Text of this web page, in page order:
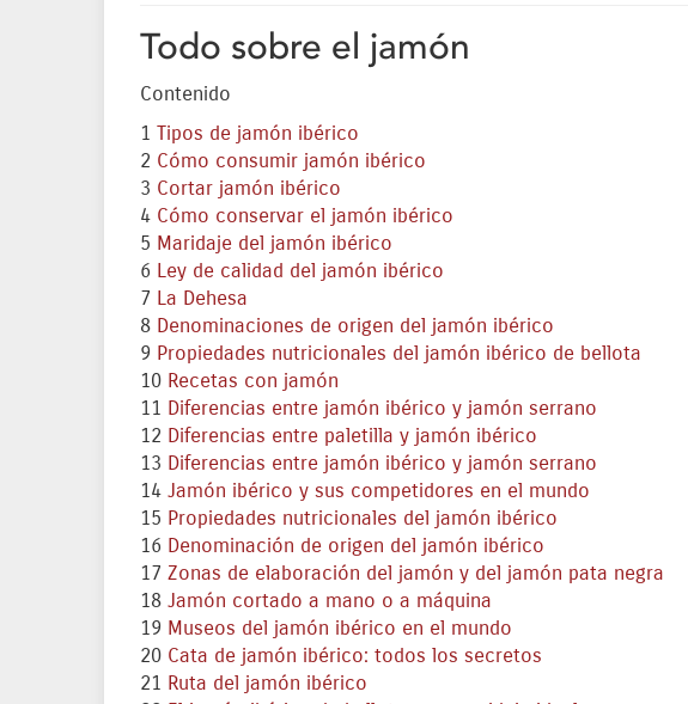
Todo sobre el jamón
Contenido
1 Tipos de jamón ibérico
2 Cómo consumir jamón ibérico
3 Cortar jamón ibérico
4 Cómo conservar el jamón ibérico
5 Maridaje del jamón ibérico
6 Ley de calidad del jamón ibérico
7 La Dehesa
8 Denominaciones de origen del jamón ibérico
9 Propiedades nutricionales del jamón ibérico de bellota
10 Recetas con jamón
11 Diferencias entre jamón ibérico y jamón serrano
12 Diferencias entre paletilla y jamón ibérico
13 Diferencias entre jamón ibérico y jamón serrano
14 Jamón ibérico y sus competidores en el mundo
15 Propiedades nutricionales del jamón ibérico
16 Denominación de origen del jamón ibérico
17 Zonas de elaboración del jamón y del jamón pata negra
18 Jamón cortado a mano o a máquina
19 Museos del jamón ibérico en el mundo
20 Cata de jamón ibérico: todos los secretos
21 Ruta del jamón ibérico